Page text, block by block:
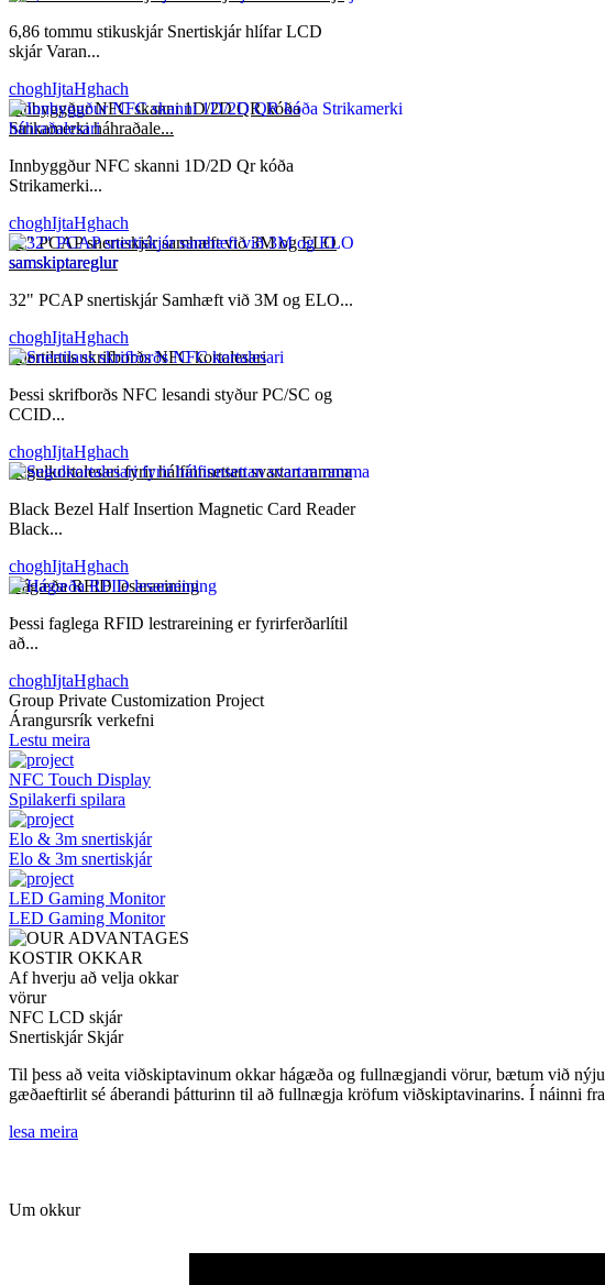
6,86 tommu stikuskjár Snertiskjár hlífar LCD
skjár Varan...
choghIjtaHghach
Innbyggður NFC skanni 1D/2D QR kóða
Strikamerki háhraðale...
Innbyggður NFC skanni 1D/2D Qr kóða
Strikamerki...
choghIjtaHghach
32" PCAP snertiskjár samhæft við 3M og ELO
samskiptareglur
32" PCAP snertiskjár Samhæft við 3M og ELO...
choghIjtaHghach
Snertilaus skrifborðs NFC kortalesari
Þessi skrifborðs NFC lesandi styður PC/SC og
CCID...
choghIjtaHghach
Segulkortalesari fyrir hálfinnsettan svartan ramma
Black Bezel Half Insertion Magnetic Card Reader
Black...
choghIjtaHghach
Hágæða RFID lesaraeining
Þessi faglega RFID lestrareining er fyrirferðarlítil
að...
choghIjtaHghach
Group Private Customization Project
Árangursrík verkefni
Lestu meira
NFC Touch Display
Spilakerfi spilara
Elo & 3m snertiskjár
Elo & 3m snertiskjár
LED Gaming Monitor
LED Gaming Monitor
KOSTIR OKKAR
Af hverju að velja okkar
vörur
NFC LCD skjár
Snertiskjár Skjár
Til þess að veita viðskiptavinum okkar hágæða og fullnægjandi vörur, bætum við
gæðaeftirlit sé áberandi þátturinn til að fullnægja kröfum viðskiptavinarins. Í náinni
lesa meira
Um okkur